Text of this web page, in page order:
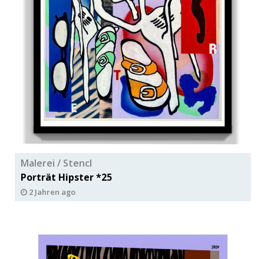
Malerei / Stencl
Porträt Hipster *25
2 Jahren ago